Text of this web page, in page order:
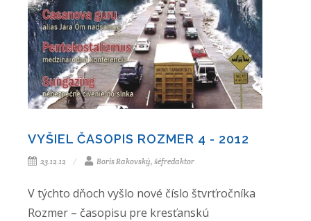
VYŠIEL ČASOPIS ROZMER 4 - 2012
23.12.12 Boris Rakovský, šéfredaktor
V týchto dňoch vyšlo nové číslo štvrťročníka
Rozmer – časopisu pre kresťanskú